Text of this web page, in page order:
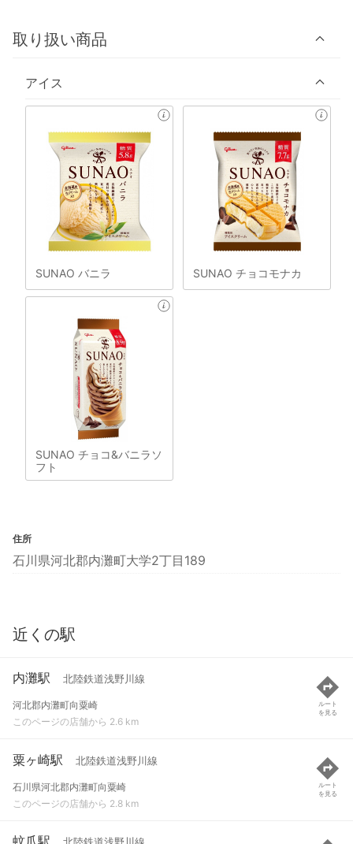
取り扱い商品
アイス
SUNAO バニラ SUNAO チョコモナカ
SUNAO チョコ&バニラソ
フト
住所
石川県河北郡内灘町大学2丁目189
近くの駅
内灘駅 北陸鉄道浅野川線
河北郡内灘町向粟崎
このページの店舗から 2.6 km
ルート
を見る
粟ヶ崎駅 北陸鉄道浅野川線
石川県河北郡内灘町向粟崎
このページの店舗から 2.8 km
ルート
を見る
蚊爪駅